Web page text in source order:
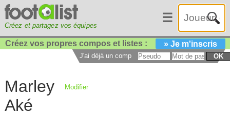
Créez et partagez vos équipes
☰
Créez vos propres compos et listes : » Je m'inscris
J'ai déjà un compte : OK
Marley
Aké
Modifier